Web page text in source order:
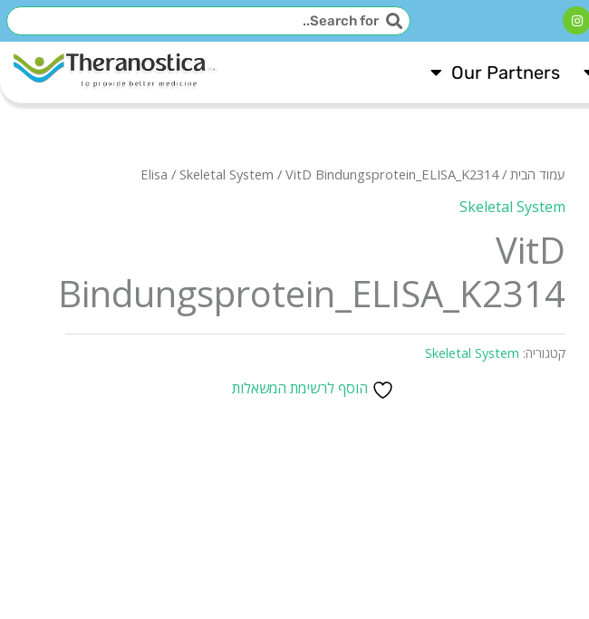
I
n
s
a
m
חיפושחיפוש
Our Partners
עמוד הבית /
Elisa / Skeletal System / VitD Bindungsprotein_ELISA_K2314
Skeletal System
VitD
Bindungsprotein_ELISA_K2314
קטגוריה: Skeletal System
הוסף לרשימת המשאלות